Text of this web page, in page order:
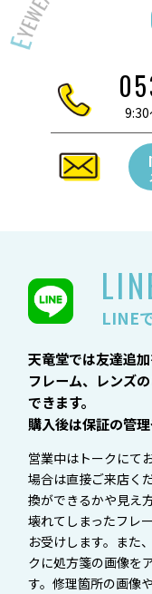
9:30
LINE
天竜堂では友達追
フレーム、レンズ
できます。
購入後は保証の管理
営業中はトークにて
場合は直接ご来店く
換ができるかや見え
壊れてしまったフレ
お受けします。また
クに処方箋の画像を
す。修理箇所の画像